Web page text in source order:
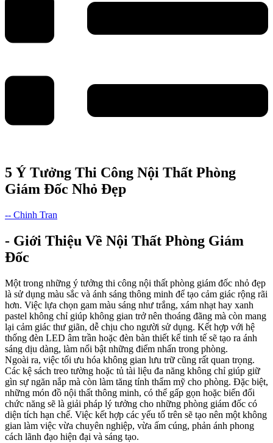
5 Ý Tưởng Thi Công Nội Thất Phòng
Giám Đốc Nhỏ Đẹp
-- Chinh Tran
- Giới Thiệu Về Nội Thất Phòng Giám
Đốc
Một trong những ý tưởng thi công nội thất phòng giám đốc nhỏ đẹp
là sử dụng màu sắc và ánh sáng thông minh để tạo cảm giác rộng rãi
hơn. Việc lựa chọn gam màu sáng như trắng, xám nhạt hay xanh
pastel không chỉ giúp không gian trở nên thoáng đãng mà còn mang
lại cảm giác thư giãn, dễ chịu cho người sử dụng. Kết hợp với hệ
thống đèn LED âm trần hoặc đèn bàn thiết kế tinh tế sẽ tạo ra ánh
sáng dịu dàng, làm nổi bật những điểm nhấn trong phòng.
Ngoài ra, việc tối ưu hóa không gian lưu trữ cũng rất quan trọng.
Các kệ sách treo tường hoặc tủ tài liệu đa năng không chỉ giúp giữ
gìn sự ngăn nắp mà còn làm tăng tính thẩm mỹ cho phòng. Đặc biệt,
những món đồ nội thất thông minh, có thể gấp gọn hoặc biến đổi
chức năng sẽ là giải pháp lý tưởng cho những phòng giám đốc có
diện tích hạn chế. Việc kết hợp các yếu tố trên sẽ tạo nên một không
gian làm việc vừa chuyên nghiệp, vừa ấm cúng, phản ánh phong
cách lãnh đạo hiện đại và sáng tạo.